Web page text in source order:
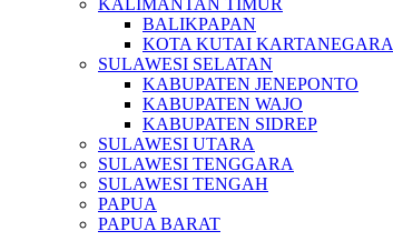
KALIMANTAN TIMUR
BALIKPAPAN
KOTA KUTAI KARTANEGARA
SULAWESI SELATAN
KABUPATEN JENEPONTO
KABUPATEN WAJO
KABUPATEN SIDREP
SULAWESI UTARA
SULAWESI TENGGARA
SULAWESI TENGAH
PAPUA
PAPUA BARAT